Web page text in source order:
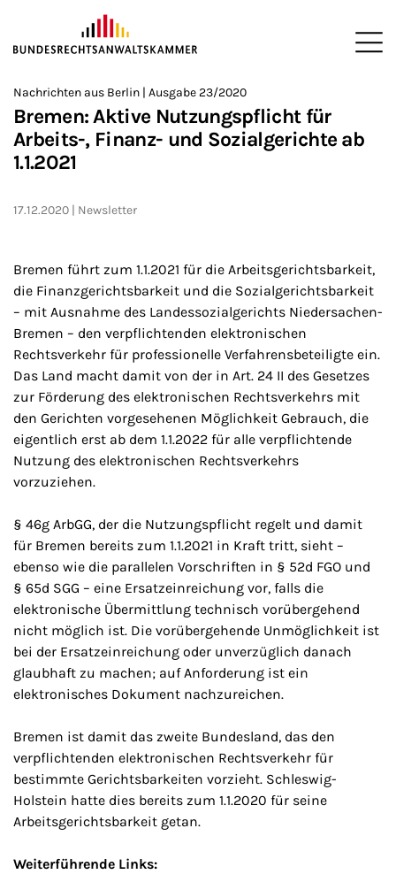
ZUM HAUPTINHALT SPRINGEN
Sie befinden sich hier:
>
Startseite
>
Newsroom
>
Newsletter
>
Nachrichten aus Berlin
Nachrichten aus Berlin | Ausgabe 23/2020
Bremen: Aktive Nutzungspflicht für
Arbeits-, Finanz- und Sozialgerichte ab
1.1.2021
17.12.2020 Newsletter
Bremen führt zum 1.1.2021 für die Arbeitsgerichtsbarkeit,
die Finanzgerichtsbarkeit und die Sozialgerichtsbarkeit
– mit Ausnahme des Landessozialgerichts Niedersachen-
Bremen – den verpflichtenden elektronischen
Rechtsverkehr für professionelle Verfahrensbeteiligte ein.
Das Land macht damit von der in Art. 24 II des Gesetzes
zur Förderung des elektronischen Rechtsverkehrs mit
den Gerichten vorgesehenen Möglichkeit Gebrauch, die
eigentlich erst ab dem 1.1.2022 für alle verpflichtende
Nutzung des elektronischen Rechtsverkehrs
vorzuziehen.
§ 46g ArbGG, der die Nutzungspflicht regelt und damit
für Bremen bereits zum 1.1.2021 in Kraft tritt, sieht –
ebenso wie die parallelen Vorschriften in § 52d FGO und
§ 65d SGG – eine Ersatzeinreichung vor, falls die
elektronische Übermittlung technisch vorübergehend
nicht möglich ist. Die vorübergehende Unmöglichkeit ist
bei der Ersatzeinreichung oder unverzüglich danach
glaubhaft zu machen; auf Anforderung ist ein
elektronisches Dokument nachzureichen.
Bremen ist damit das zweite Bundesland, das den
verpflichtenden elektronischen Rechtsverkehr für
bestimmte Gerichtsbarkeiten vorzieht. Schleswig-
Holstein hatte dies bereits zum 1.1.2020 für seine
Arbeitsgerichtsbarkeit getan.
Weiterführende Links: